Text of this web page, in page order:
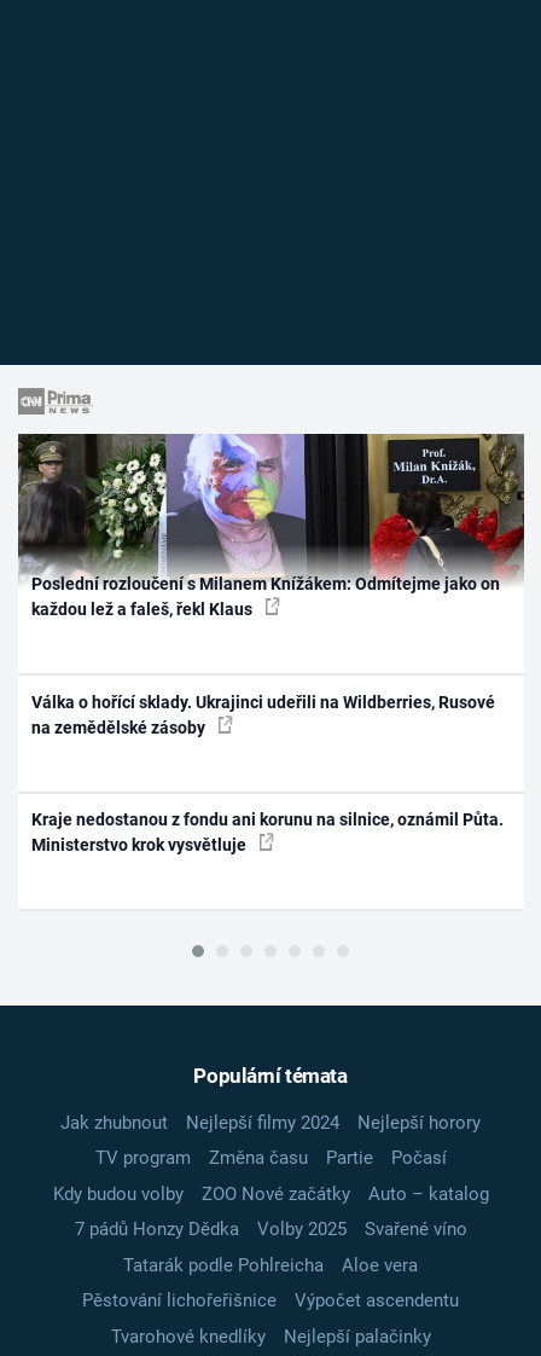
Poslední rozloučení s Milanem Knížákem: Odmítejme jako on
každou lež a faleš, řekl Klaus
Válka o hořící sklady. Ukrajinci udeřili na Wildberries, Rusové
na zemědělské zásoby
Kraje nedostanou z fondu ani korunu na silnice, oznámil Půta.
Ministerstvo krok vysvětluje
Populární témata
Jak zhubnout Nejlepší filmy 2024
Nejlepší horory
TV program
Změna času Partie
Počasí
Kdy budou volby
ZOO Nové začátky
Auto – katalog
7 pádů Honzy Dědka
Volby 2025
Svařené víno
Tatarák podle Pohlreicha
Aloe vera
Pěstování lichořeřišnice
Výpočet ascendentu
Tvarohové knedlíky
Nejlepší palačinky